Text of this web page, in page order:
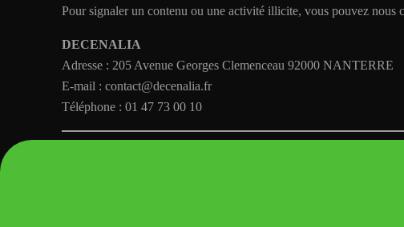
Pour signaler un contenu ou une activité illicite, vous pouvez nous
DECENALIA
Adresse : 205 Avenue Georges Clemenceau 92000 NANTERRE
E-mail : contact@decenalia.fr
Téléphone : 01 47 73 00 10